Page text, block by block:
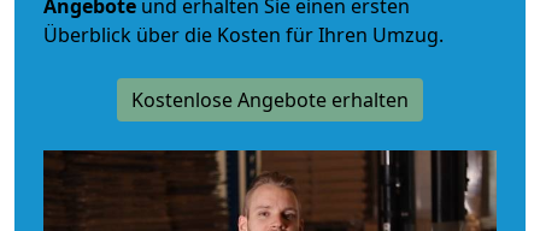
Angebote und erhalten Sie einen ersten
Überblick über die Kosten für Ihren Umzug.
Kostenlose Angebote erhalten